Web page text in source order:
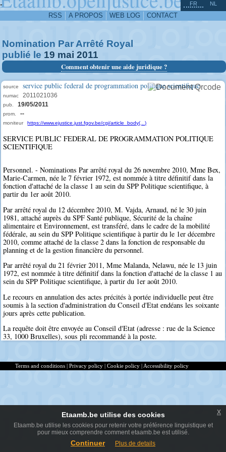
-
RSS A PROPOS WEB LOG CONTACT
FR NL
Nomination Par Arrêté Royal
publié le 19 mai 2011
Comment obtenir une aide juridique ?
source service public federal de programmation politique scientifique
numac 2011021036
pub. 19/05/2011
prom. --
moniteur https://www.ejustice.just.fgov.be/cgi/article_body(...)
SERVICE PUBLIC FEDERAL DE PROGRAMMATION POLITIQUE
SCIENTIFIQUE
Personnel. - Nominations Par arrêté royal du 26 novembre 2010, Mme Bex,
Marie-Carmen, née le 7 février 1972, est nommée à titre définitif dans la
fonction d'attaché de la classe 1 au sein du SPP Politique scientifique, à
partir du 1er août 2010.
Par arrêté royal du 12 décembre 2010, M. Vajda, Arnaud, né le 30 juin
1981, attaché auprès du SPF Santé publique, Sécurité de la chaîne
alimentaire et Environnement, est transféré, dans le cadre de la mobilité
fédérale, au sein du SPP Politique scientifique à partir du le 1er décembre
2010, comme attaché de la classe 2 dans la fonction de responsable du
planning et de la gestion financière du personnel.
Par arrêté royal du 21 février 2011, Mme Malanda, Nelawu, née le 13 juin
1972, est nommée à titre définitif dans la fonction d'attaché de la classe 1 au
sein du SPP Politique scientifique, à partir du 1er août 2010.
Le recours en annulation des actes précités à portée individuelle peut être
soumis à la section d'administration du Conseil d'Etat endéans les soixante
jours après cette publication.
La requête doit être envoyée au Conseil d'Etat (adresse : rue de la Science
33, 1000 Bruxelles), sous pli recommandé à la poste.
^
Terms and conditions Privacy policy Cookie policy Accessibility policy
Etaamb.be utilise des cookies
Etaamb.be utilise les cookies pour retenir votre préférence linguistique et
pour mieux comprendre comment etaamb.be est utilisé.
Continuer Plus de details
x